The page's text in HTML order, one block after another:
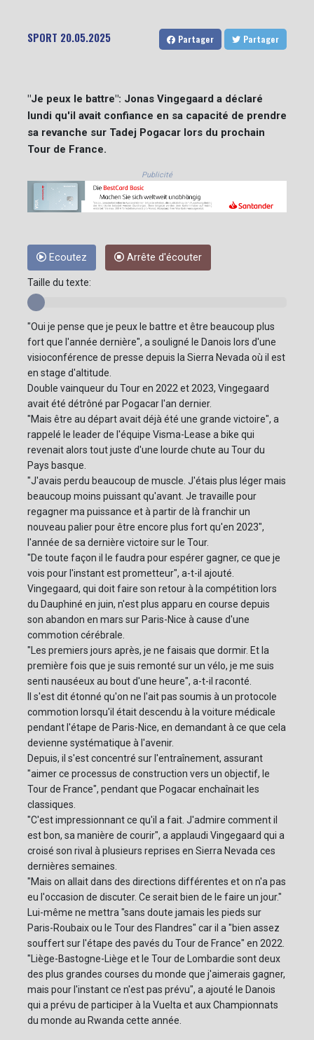
SPORT 20.05.2025 Partager Partager
"Je peux le battre": Jonas Vingegaard a déclaré
lundi qu'il avait confiance en sa capacité de prendre
sa revanche sur Tadej Pogacar lors du prochain
Tour de France.
Publicité
Ecoutez Arrête d'écouter
Taille du texte:
"Oui je pense que je peux le battre et être beaucoup plus
fort que l'année dernière", a souligné le Danois lors d'une
visioconférence de presse depuis la Sierra Nevada où il est
en stage d'altitude.
Double vainqueur du Tour en 2022 et 2023, Vingegaard
avait été détrôné par Pogacar l'an dernier.
"Mais être au départ avait déjà été une grande victoire", a
rappelé le leader de l'équipe Visma-Lease a bike qui
revenait alors tout juste d'une lourde chute au Tour du
Pays basque.
"J'avais perdu beaucoup de muscle. J'étais plus léger mais
beaucoup moins puissant qu'avant. Je travaille pour
regagner ma puissance et à partir de là franchir un
nouveau palier pour être encore plus fort qu'en 2023",
l'année de sa dernière victoire sur le Tour.
"De toute façon il le faudra pour espérer gagner, ce que je
vois pour l'instant est prometteur", a-t-il ajouté.
Vingegaard, qui doit faire son retour à la compétition lors
du Dauphiné en juin, n'est plus apparu en course depuis
son abandon en mars sur Paris-Nice à cause d'une
commotion cérébrale.
"Les premiers jours après, je ne faisais que dormir. Et la
première fois que je suis remonté sur un vélo, je me suis
senti nauséeux au bout d'une heure", a-t-il raconté.
Il s'est dit étonné qu'on ne l'ait pas soumis à un protocole
commotion lorsqu'il était descendu à la voiture médicale
pendant l'étape de Paris-Nice, en demandant à ce que cela
devienne systématique à l'avenir.
Depuis, il s'est concentré sur l'entraînement, assurant
"aimer ce processus de construction vers un objectif, le
Tour de France", pendant que Pogacar enchaînait les
classiques.
"C'est impressionnant ce qu'il a fait. J'admire comment il
est bon, sa manière de courir", a applaudi Vingegaard qui a
croisé son rival à plusieurs reprises en Sierra Nevada ces
dernières semaines.
"Mais on allait dans des directions différentes et on n'a pas
eu l'occasion de discuter. Ce serait bien de le faire un jour."
Lui-même ne mettra "sans doute jamais les pieds sur
Paris-Roubaix ou le Tour des Flandres" car il a "bien assez
souffert sur l'étape des pavés du Tour de France" en 2022.
"Liège-Bastogne-Liège et le Tour de Lombardie sont deux
des plus grandes courses du monde que j'aimerais gagner,
mais pour l'instant ce n'est pas prévu", a ajouté le Danois
qui a prévu de participer à la Vuelta et aux Championnats
du monde au Rwanda cette année.